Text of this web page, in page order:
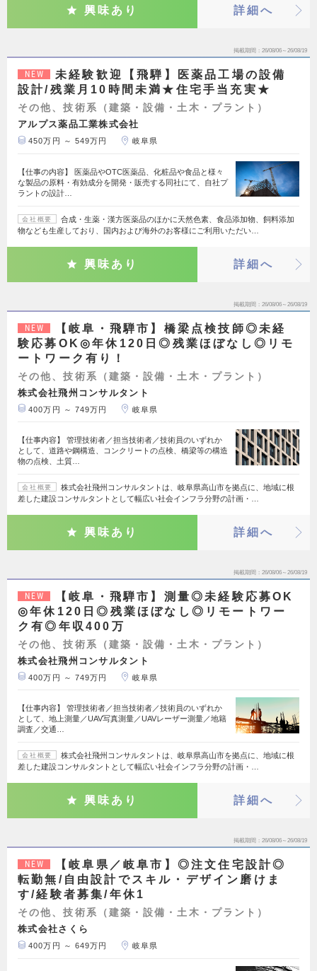
興味あり 詳細へ
掲載期間 26/08/06～26/08/19
NEW
未経験歓迎【飛騨】医薬品工場の設備
設計/残業月10時間未満★住宅手当充実★
その他、技術系（建築・設備・土木・プラント）
アルプス薬品工業株式会社
450万円 ～ 549万円 岐阜県
【仕事の内容】 医薬品やOTC医薬品、化粧品や食品と様々
な製品の原料・有効成分を開発・販売する同社にて、自社プ
ラントの設計…
会社概要
合成・生薬・漢方医薬品のほかに天然色素、食品添加物、飼料添加
物なども生産しており、国内および海外のお客様にご利用いただい…
興味あり 詳細へ
掲載期間 26/08/06～26/08/19
NEW
【岐阜・飛騨市】橋梁点検技師◎未経
験応募OK◎年休120日◎残業ほぼなし◎リモ
ートワーク有り！
その他、技術系（建築・設備・土木・プラント）
株式会社飛州コンサルタント
400万円 ～ 749万円 岐阜県
【仕事内容】 管理技術者／担当技術者／技術員のいずれか
として、道路や鋼構造、コンクリートの点検、橋梁等の構造
物の点検、土質…
会社概要
株式会社飛州コンサルタントは、岐阜県高山市を拠点に、地域に根
差した建設コンサルタントとして幅広い社会インフラ分野の計画・…
興味あり 詳細へ
掲載期間 26/08/06～26/08/19
NEW
【岐阜・飛騨市】測量◎未経験応募OK
◎年休120日◎残業ほぼなし◎リモートワー
ク有◎年収400万
その他、技術系（建築・設備・土木・プラント）
株式会社飛州コンサルタント
400万円 ～ 749万円 岐阜県
【仕事内容】 管理技術者／担当技術者／技術員のいずれか
として、地上測量／UAV写真測量／UAVレーザー測量／地籍
調査／交通…
会社概要
株式会社飛州コンサルタントは、岐阜県高山市を拠点に、地域に根
差した建設コンサルタントとして幅広い社会インフラ分野の計画・…
興味あり 詳細へ
掲載期間 26/08/06～26/08/19
NEW
【岐阜県／岐阜市】◎注文住宅設計◎
転勤無/自由設計でスキル・デザイン磨けま
す/経験者募集/年休1
その他、技術系（建築・設備・土木・プラント）
株式会社さくら
400万円 ～ 649万円 岐阜県